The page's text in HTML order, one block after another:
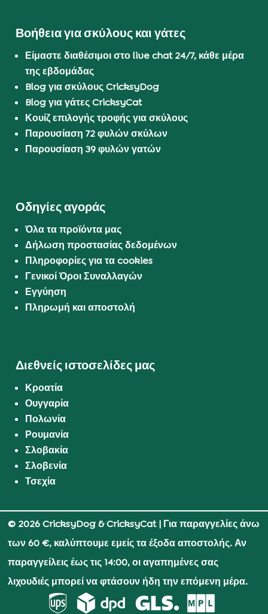
Βοήθεια για σκύλους και γάτες
Είμαστε διαθέσιμοι στο live chat 24/7, κάθε μέρα
της εβδομάδας
Blog για σκύλους CricksyDog
Blog για γάτες CricksyCat
Κουίζ επιλογής τροφής για σκύλους
Παρουσίαση 72 φυλών σκύλων
Παρουσίαση 39 φυλών γατών
Οδηγίες αγοράς
Όλα τα προϊόντα μας
Δήλωση προστασίας δεδομένων
Πληροφορίες για τα cookies
Γενικοί Όροι Συναλλαγών
Εγγύηση
Πληρωμή και αποστολή
Διεθνείς ιστοσελίδες μας
Κροατία
Ουγγαρία
Πολωνία
Ρουμανία
Σλοβακία
Σλοβενία
Τσεχία
© 2026 CricksyDog & CricksyCat| Για παραγγελίες άνω
των 60 €, καλύπτουμε εμείς τα έξοδα αποστολής. Αν
παραγγείλεις έως τις 14:00, οι αγαπημένες σας
λιχουδιές μπορεί να φτάσουν ήδη την επόμενη μέρα.